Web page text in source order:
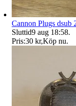
Ersättning om
Cannon Plugs dsub
Sluttid9 aug 18:58.
Pris:30 kr,Köp nu.